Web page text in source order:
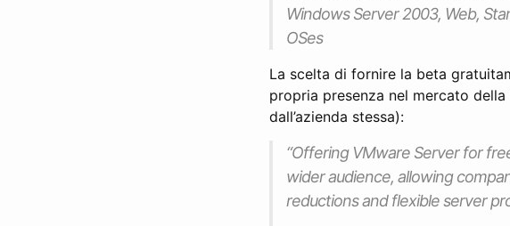
Windows Server 2003, Web,
OSes
La scelta di fornire la beta
propria presenza nel mercato
dall’azienda stessa):
“Offering VMware Server for
wider audience, allowing
reductions and flexible server